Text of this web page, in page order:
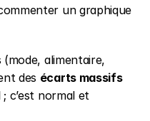
un graphique
alimentaire,
des écarts massifs
c’est normal et